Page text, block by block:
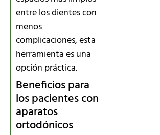
entre los dientes con
menos
complicaciones, esta
herramienta es una
opción práctica.
Beneficios para
los pacientes con
aparatos
ortodónicos